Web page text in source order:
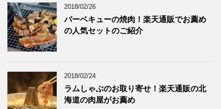
2018/02/26
バーベキューの焼肉！楽天通販でお薦め
の人気セットのご紹介
2018/02/24
ラムしゃぶのお取り寄せ！楽天通販の北
海道の肉屋がお薦め